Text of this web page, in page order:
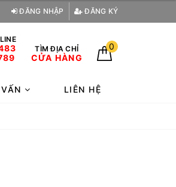
ĐĂNG NHẬP ĐĂNG KÝ
TÌM ĐỊA CHỈ
CỬA HÀNG
0
LIÊN HỆ